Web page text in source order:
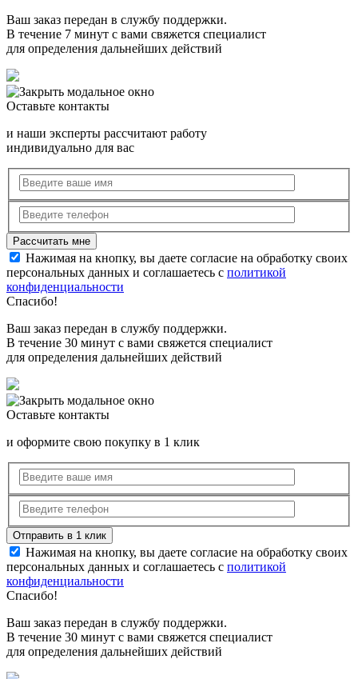
Ваш заказ передан в службу поддержки.
В течение 7 минут с вами свяжется специалист
для определения дальнейших действий
Оставьте контакты
и наши эксперты рассчитают работу
индивидуально для вас
Нажимая на кнопку, вы даете согласие на обработку своих
персональных данных и соглашаетесь с политикой
конфиденциальности
Спасибо!
Ваш заказ передан в службу поддержки.
В течение 30 минут с вами свяжется специалист
для определения дальнейших действий
Оставьте контакты
и оформите свою покупку в 1 клик
Нажимая на кнопку, вы даете согласие на обработку своих
персональных данных и соглашаетесь с политикой
конфиденциальности
Спасибо!
Ваш заказ передан в службу поддержки.
В течение 30 минут с вами свяжется специалист
для определения дальнейших действий